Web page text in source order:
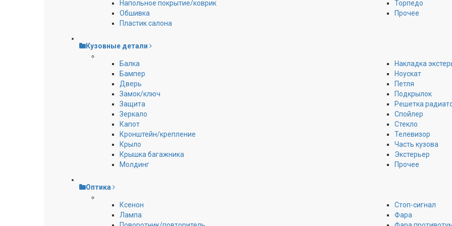
Напольное покрытие/коврик
Обшивка
Пластик салона
Торпедо
Прочее
Кузовные детали
Балка
Бампер
Дверь
Замок/ключ
Защита
Зеркало
Капот
Кронштейн/крепление
Крыло
Крышка багажника
Молдинг
Накладка
Ноускат
Петля
Подкрылок
Решетка
Спойлер
Стекло
Телевизор
Часть кузова
Экстерьер
Прочее
Оптика
Ксенон
Лампа
Стоп-сигнал
Фара